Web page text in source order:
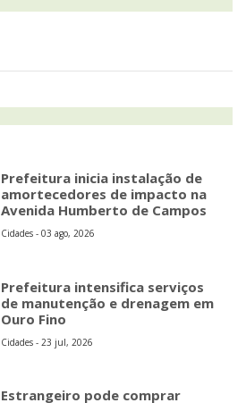
Prefeitura inicia instalação de
amortecedores de impacto na
Avenida Humberto de Campos
Cidades - 03 ago, 2026
Prefeitura intensifica serviços
de manutenção e drenagem em
Ouro Fino
Cidades - 23 jul, 2026
Estrangeiro pode comprar